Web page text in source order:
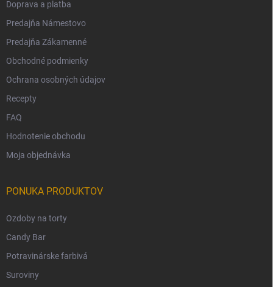
Doprava a platba
Predajňa Námestovo
Predajňa Zákamenné
Obchodné podmienky
Ochrana osobných údajov
Recepty
FAQ
Hodnotenie obchodu
Moja objednávka
PONUKA PRODUKTOV
Ozdoby na torty
Candy Bar
Potravinárske farbivá
Suroviny